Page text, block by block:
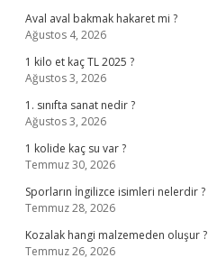
Aval aval bakmak hakaret mi ?
Ağustos 4, 2026
1 kilo et kaç TL 2025 ?
Ağustos 3, 2026
1. sınıfta sanat nedir ?
Ağustos 3, 2026
1 kolide kaç su var ?
Temmuz 30, 2026
Sporların İngilizce isimleri nelerdir ?
Temmuz 28, 2026
Kozalak hangi malzemeden oluşur ?
Temmuz 26, 2026